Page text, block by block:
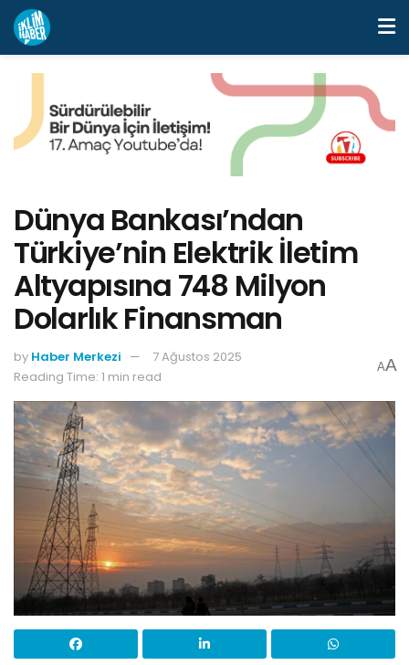
Dünya Bankası’ndan
Türkiye’nin Elektrik İletim
Altyapısına 748 Milyon
Dolarlık Finansman
by Haber Merkezi
7 Ağustos 2025
Reading Time: 1 min read
AA